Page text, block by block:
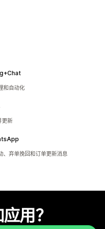
和自动化
更新
、弃单挽回和订单更新消息
用？